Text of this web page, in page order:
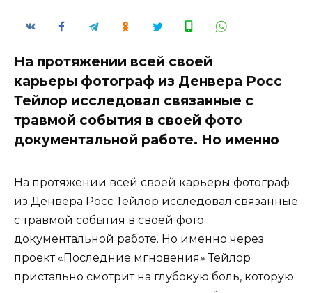
На протяжении всей своей
карьеры фотограф из Денвера Росс
Тейлор исследовал связанные с
травмой события в своей фото
документальной работе. Но именно
На протяжении всей своей карьеры фотограф
из Денвера Росс Тейлор исследовал связанные
с травмой события в своей фото
документальной работе. Но именно через
проект «Последние мгновения» Тейлор
пристально смотрит на глубокую боль, которую